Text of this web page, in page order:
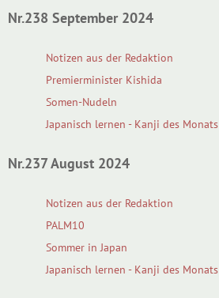
Nr.238 September 2024
Notizen aus der Redaktion
Premierminister Kishida
Somen-Nudeln
Japanisch lernen - Kanji des Monats
Nr.237 August 2024
Notizen aus der Redaktion
PALM10
Sommer in Japan
Japanisch lernen - Kanji des Monats